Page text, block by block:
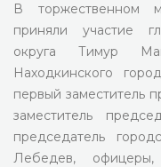
В торжественном
приняли участие
округа Тимур
Находкинского
первый заместитель
заместитель
председатель
Лебедев,